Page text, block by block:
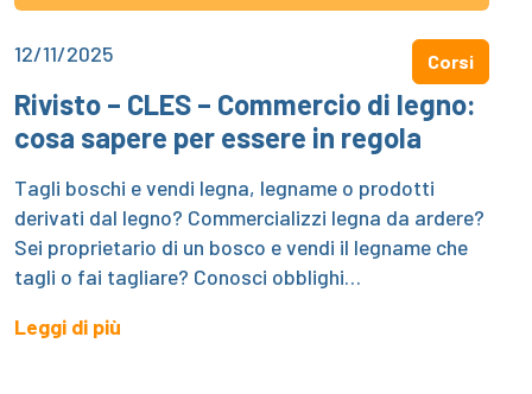
12/11/2025 Corsi
Rivisto – CLES – Commercio di legno:
cosa sapere per essere in regola
Tagli boschi e vendi legna, legname o prodotti
derivati dal legno? Commercializzi legna da ardere?
Sei proprietario di un bosco e vendi il legname che
tagli o fai tagliare? Conosci obblighi…
Leggi di più